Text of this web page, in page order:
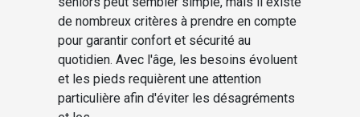
de nombreux critères à prendre en compte
pour garantir confort et sécurité au
quotidien. Avec l'âge, les besoins évoluent
et les pieds requièrent une attention
particulière afin d'éviter les désagréments